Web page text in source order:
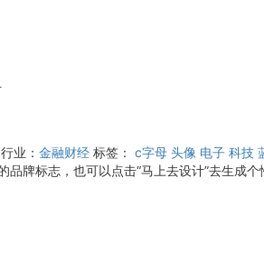
业： 金融财经 标签： c字母 头像 电子 科技
牌标志，也可以点击“马上去设计”去生成个